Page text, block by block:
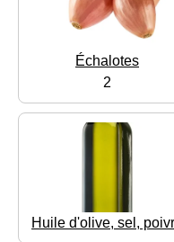
Échalotes
2
Huile d'olive, sel,